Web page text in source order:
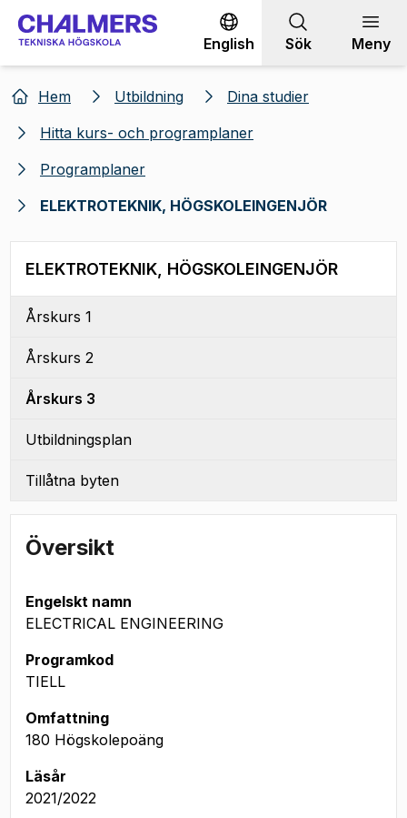
Gå till innehållet
English Sök Meny
Hem Utbildning
Dina studier
Hitta kurs- och programplaner
Programplaner
ELEKTROTEKNIK, HÖGSKOLEINGENJÖR
ELEKTROTEKNIK, HÖGSKOLEINGENJÖR
Årskurs 1
Årskurs 2
Årskurs 3
Utbildningsplan
Tillåtna byten
Översikt
Engelskt namn
ELECTRICAL ENGINEERING
Programkod
TIELL
Omfattning
180 Högskolepoäng
Läsår
2021/2022